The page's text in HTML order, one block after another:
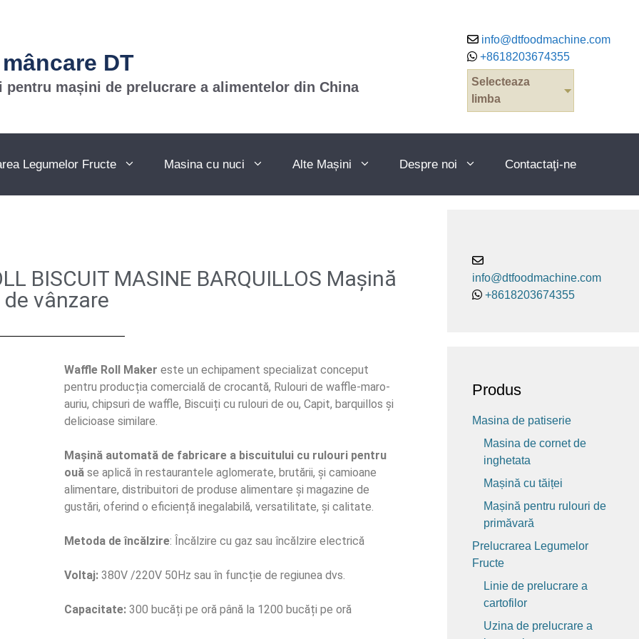
DT
pentru mașini de prelucrare a alimentelor din China
info@dtfoodmachine.com
+8618203674355
Selecteaza
limba
Legumelor Fructe Masina cu nuci Alte Mașini Despre noi Contactaţi-ne
BISCUIT MASINE BARQUILLOS Mașină
de vânzare
Waffle Roll Maker este un echipament specializat conceput
pentru producția comercială de crocantă, Rulouri de waffle-maro-
auriu, chipsuri de waffle, Biscuiți cu rulouri de ou, Capit, barquillos și
delicioase similare.
Mașină automată de fabricare a biscuitului cu rulouri pentru
ouăse aplică în restaurantele aglomerate, brutării, și camioane
alimentare, distribuitori de produse alimentare și magazine de
gustări, oferind o eficiență inegalabilă, versatilitate, și calitate.
Metoda de încălzire: Încălzire cu gaz sau încălzire electrică
Voltaj:380V /220V 50Hz sau în funcție de regiunea dvs.
Capacitate:300 bucăți pe oră până la 1200 bucăți pe oră
info@dtfoodmachine.com
+8618203674355
Produs
Masina de patiserie
Masina de cornet de
inghetata
Mașină cu tăiței
Mașină pentru rulouri de
primăvară
Prelucrarea Legumelor
Fructe
Linie de prelucrare a
cartofilor
Uzina de prelucrare a